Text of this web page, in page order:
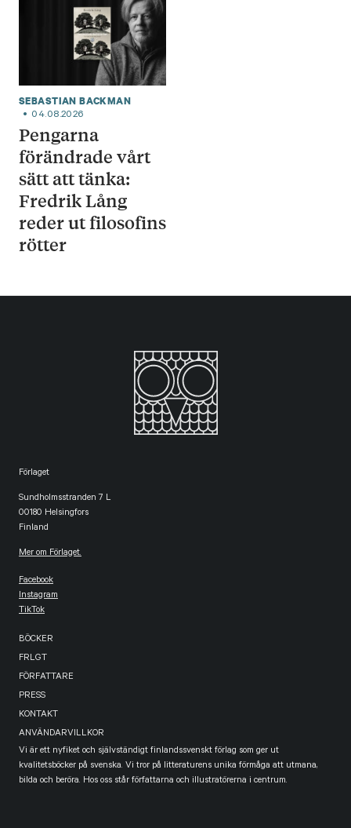
SEBASTIAN BACKMAN
04.08.2026
Pengarna
förändrade vårt
sätt att tänka:
Fredrik Lång
reder ut filosofins
rötter
Förlaget
Sundholmsstranden 7 L
00180 Helsingfors
Finland
Mer om Förlaget.
Facebook
Instagram
TikTok
BÖCKER
FRLGT
FÖRFATTARE
PRESS
KONTAKT
ANVÄNDARVILLKOR
Vi är ett nyfiket och självständigt finlandssvenskt förlag som ger ut
kvalitetsböcker på svenska. Vi tror på litteraturens unika förmåga att utmana,
bilda och beröra. Hos oss står författarna och illustratörerna i centrum.